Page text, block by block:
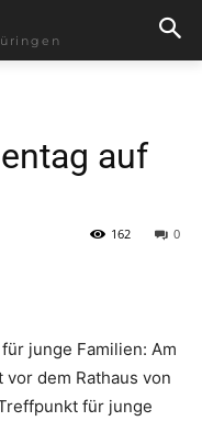
auf
0
162
junge Familien: Am
dem Rathaus von
für junge